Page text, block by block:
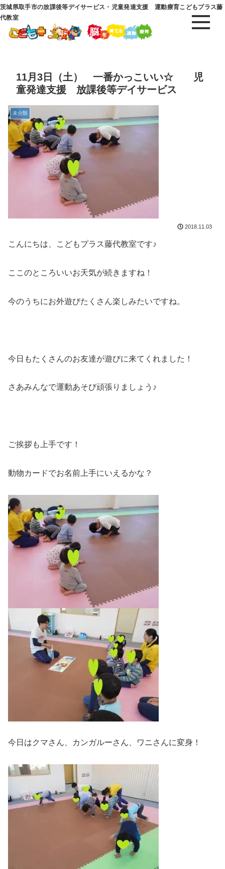
茨城県取手市の放課後等デイサービス・児童発達支援 運動療育こどもプラス藤
代教室
11月3日（土） 一番かっこいい☆ 児
童発達支援 放課後等デイサービス
未分類
2018.11.03
こんにちは、こどもプラス藤代教室です♪
ここのところいいお天気が続きますね！
今のうちにお外遊びたくさん楽しみたいですね。
今日もたくさんのお友達が遊びに来てくれました！
さあみんなで運動あそび頑張りましょう♪
ご挨拶も上手です！
動物カードでお名前上手にいえるかな？
今日はクマさん、カンガルーさん、ワニさんに変身！